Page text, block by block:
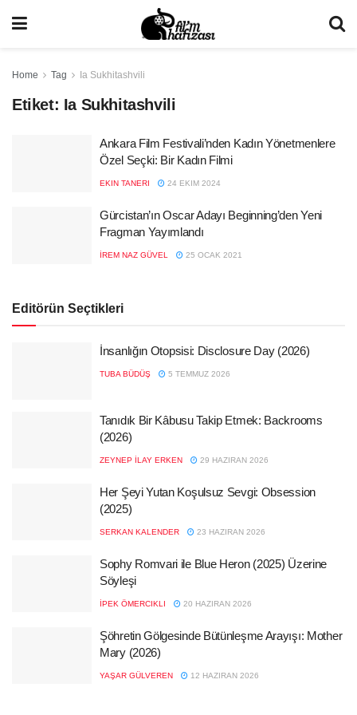
Home Tag Ia Sukhitashvili
Etiket: Ia Sukhitashvili
Ankara Film Festivali’nden Kadın Yönetmenlere
Özel Seçki: Bir Kadın Filmi
EKIN TANERI 24 EKIM 2024
Gürcistan’ın Oscar Adayı Beginning’den Yeni
Fragman Yayımlandı
İREM NAZ GÜVEL 25 OCAK 2021
Editörün Seçtikleri
İnsanlığın Otopsisi: Disclosure Day (2026)
TUBA BÜDÜŞ 5 TEMMUZ 2026
Tanıdık Bir Kâbusu Takip Etmek: Backrooms
(2026)
ZEYNEP İLAY ERKEN 29 HAZIRAN 2026
Her Şeyi Yutan Koşulsuz Sevgi: Obsession
(2025)
SERKAN KALENDER 23 HAZIRAN 2026
Sophy Romvari ile Blue Heron (2025) Üzerine
Söyleşi
İPEK ÖMERCIKLI 20 HAZIRAN 2026
Şöhretin Gölgesinde Bütünleşme Arayışı: Mother
Mary (2026)
YAŞAR GÜLVEREN 12 HAZIRAN 2026